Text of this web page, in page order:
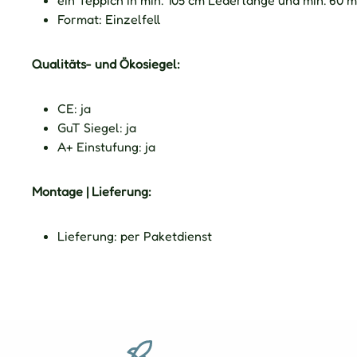
Format: Einzelfell
Qualitäts- und Ökosiegel:
CE: ja
GuT Siegel: ja
A+ Einstufung: ja
Montage | Lieferung:
Lieferung: per Paketdienst